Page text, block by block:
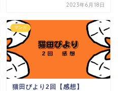
2023年6月18日
マンガ
猫田びより2回【感想】